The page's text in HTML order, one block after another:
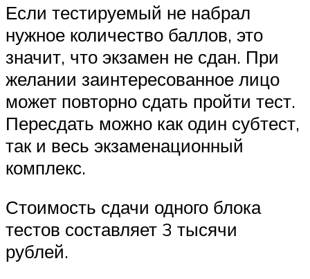
Если тестируемый не набрал
нужное количество баллов, это
значит, что экзамен не сдан. При
желании заинтересованное лицо
может повторно сдать пройти тест.
Пересдать можно как один субтест,
так и весь экзаменационный
комплекс.
Стоимость сдачи одного блока
тестов составляет 3 тысячи
рублей.